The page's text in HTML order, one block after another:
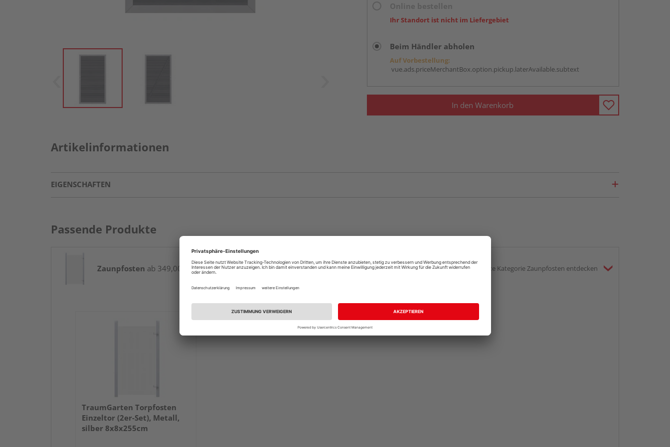
Ihr Standort ist nicht im Liefergebiet
Beim Händler abholen
Auf Vorbestellung:
vue.ads.priceMerchantBox.option.pickup.laterAvailable.subtext
In den Warenkorb
Artikelinformationen
EIGENSCHAFTEN
Passende Produkte
Zaunpfosten ab 349,00 € / Paket(e) gesamte Kategorie Zaunpfosten entdecken
TraumGarten Torpfosten
Einzeltor (2er-Set), Metall,
silber 8x8x255cm